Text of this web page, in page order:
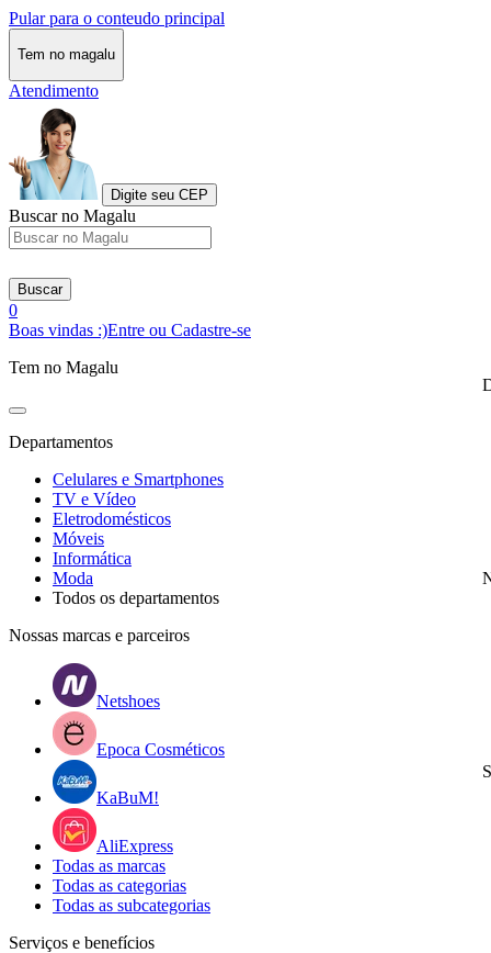
Pular para o conteudo principal
Tem no magalu
Atendimento
Digite seu CEP
Buscar no Magalu
Buscar
0
Boas vindas :)Entre ou Cadastre-se
Tem no Magalu
Departamentos
Celulares e Smartphones
TV e Vídeo
Eletrodomésticos
Móveis
Informática
Moda
Todos os departamentos
Nossas marcas e parceiros
Netshoes
Epoca Cosméticos
KaBuM!
AliExpress
Todas as marcas
Todas as categorias
Todas as subcategorias
Serviços e benefícios